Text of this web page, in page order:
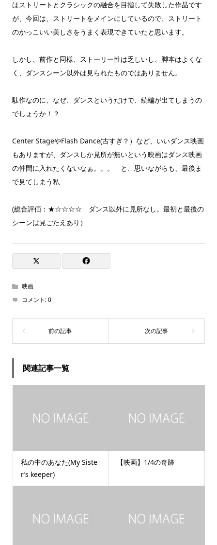
はストリートとクラシックの融合を目指して失敗した作品です
が、今回は、ストリートをメインにしているので、ストリート
のかっこいい美しさをうまく表現できていたと思います。
しかし、前作と同様、ストーリー性は乏しいし、脚本はよくな
く、ダンスシーン以外は見られたものではありません。
駄作なのに、なぜ、ダンスというだけで、続編が出てしまうの
でしょうか！？
Center StageやFlash Dance(古すぎ？）など、いいダンス映画
もありますが、ダンスしか見所が無いという映画はダンス映画
の仲間に入れたくないなぁ。。。 と、思いながらも、最後ま
で見てしまう私
(総合評価：★☆☆☆☆ ダンス以外に見所なし。最初と最後の
シーンは見ごたえあり）
映画
コメント:0
関連記事一覧
私の中のあなた(My Siste
r’s keeper)
【映画】1/4の奇跡